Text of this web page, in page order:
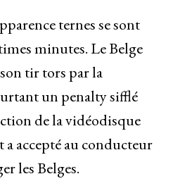
ternes se sont
minutes. Le Belge
tir tors par la
un penalty sifflé
de la vidéodisque
accepté au conducteur
les Belges.